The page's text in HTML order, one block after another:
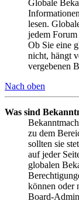
Globale
lesen.
jedem
Ob Sie eine
nicht, hängt
vergebenen
Nach oben
Was sind
zu dem
sollten sie
auf jeder
globalen
können oder
Board-